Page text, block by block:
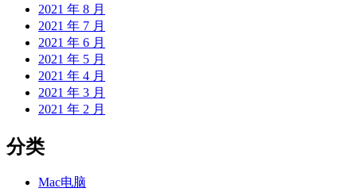
2021 年 8 月
2021 年 7 月
2021 年 6 月
2021 年 5 月
2021 年 4 月
2021 年 3 月
2021 年 2 月
分类
Mac电脑